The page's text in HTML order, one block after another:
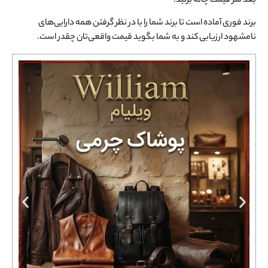
برند فوری آماده است تا برند شما را با در نظر گرفتن همه دارایی‌های
نامشهود ارزیابی کند و به شما بگوید قیمت واقعی‌تان چقدر است.